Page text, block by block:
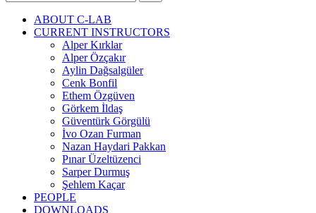
ABOUT C-LAB
CURRENT INSTRUCTORS
Alper Kırklar
Alper Özçakır
Aylin Dağsalgüler
Cenk Bonfil
Ethem Özgüven
Görkem İldaş
Güventürk Görgülü
İvo Ozan Furman
Nazan Haydari Pakkan
Pınar Üzeltüzenci
Sarper Durmuş
Şehlem Kaçar
PEOPLE
DOWNLOADS